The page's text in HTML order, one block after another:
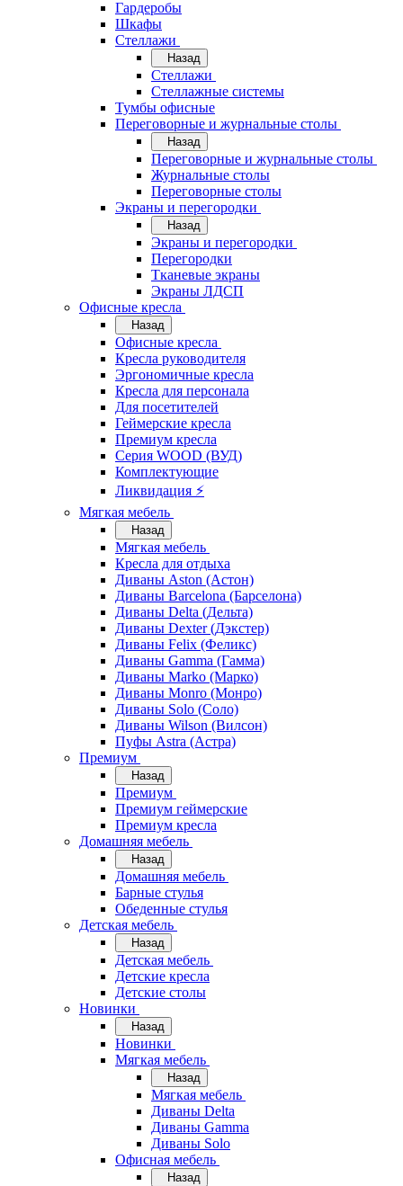
Гардеробы
Шкафы
Стеллажи
Назад
Стеллажи
Стеллажные системы
Тумбы офисные
Переговорные и журнальные столы
Назад
Переговорные и журнальные столы
Журнальные столы
Переговорные столы
Экраны и перегородки
Назад
Экраны и перегородки
Перегородки
Тканевые экраны
Экраны ЛДСП
Офисные кресла
Назад
Офисные кресла
Кресла руководителя
Эргономичные кресла
Кресла для персонала
Для посетителей
Геймерские кресла
Премиум кресла
Серия WOOD (ВУД)
Комплектующие
Ликвидация ⚡
Мягкая мебель
Назад
Мягкая мебель
Кресла для отдыха
Диваны Aston (Астон)
Диваны Barcelona (Барселона)
Диваны Delta (Дельта)
Диваны Dexter (Дэкстер)
Диваны Felix (Феликс)
Диваны Gamma (Гамма)
Диваны Marko (Марко)
Диваны Monro (Монро)
Диваны Solo (Соло)
Диваны Wilson (Вилсон)
Пуфы Astra (Астра)
Премиум
Назад
Премиум
Премиум геймерские
Премиум кресла
Домашняя мебель
Назад
Домашняя мебель
Барные стулья
Обеденные стулья
Детская мебель
Назад
Детская мебель
Детские кресла
Детские столы
Новинки
Назад
Новинки
Мягкая мебель
Назад
Мягкая мебель
Диваны Delta
Диваны Gamma
Диваны Solo
Офисная мебель
Назад